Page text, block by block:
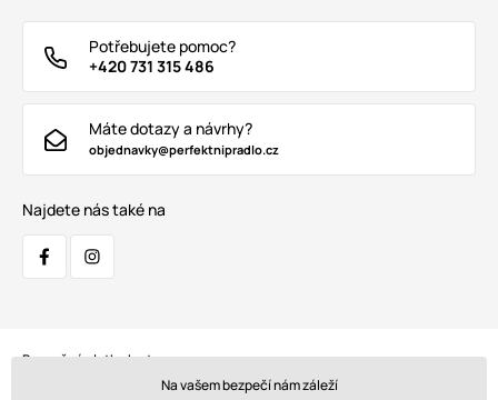
Potřebujete pomoc?
+420 731 315 486
Máte dotazy a návrhy?
objednavky@perfektnipradlo.cz
Najdete nás také na
Bezpečná platba kartou:
Na vašem bezpečí nám záleží